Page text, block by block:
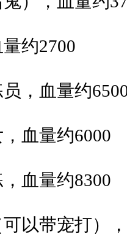
约2700
，血量约
血量约6000
血量约8300
以带宠打）